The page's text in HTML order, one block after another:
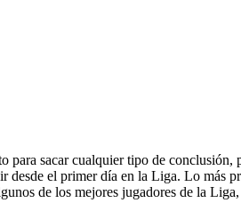
para sacar cualquier tipo de conclusión,
desde el primer día en la Liga. Lo más
de los mejores jugadores de la